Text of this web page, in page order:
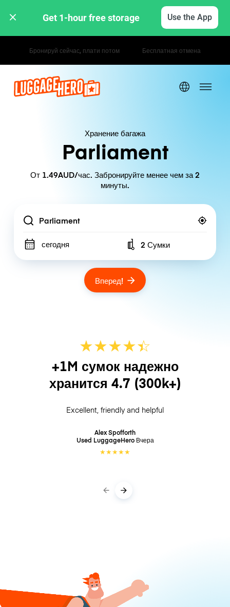
Get 1-hour free storage Use the App
Почасовые / дневные тарифы
Хранение багажа
Parliament
От 1.49AUD/час. Забронируйте менее чем за 2
минуты.
Location
сегодня Number of bags
2 Сумки
Вперед!
★★★★☆
★
+1M сумок надежно
хранится 4.7 (300k+)
Excellent, friendly and helpful
Alex Spofforth
Used LuggageHero Вчера
★★★★★